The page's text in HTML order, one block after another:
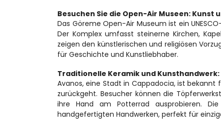
Besuchen Sie die Open-Air Museen:
Das Göreme Open-Air Museum ist ein
Der Komplex umfasst steinerne Kirchen,
zeigen den künstlerischen und religiösen
für Geschichte und Kunstliebhaber.
Traditionelle Keramik und
Avanos, eine Stadt in Cappadocia, ist
zurückgeht. Besucher können die
ihre Hand am Potterrad ausprobieren.
handgefertigten Handwerken, perfekt für